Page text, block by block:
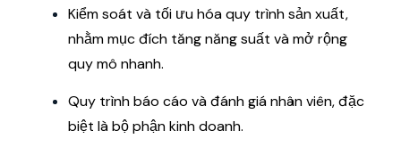
Kiểm soát và tối ưu hóa quy trình sản xuất,
nhằm mục đích tăng năng suất và mở rộng
quy mô nhanh.
Quy trình báo cáo và đánh giá nhân viên, đặc
biệt là bộ phận kinh doanh.